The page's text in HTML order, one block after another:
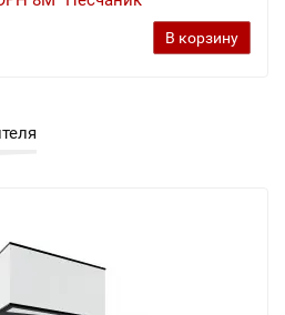
В корзину